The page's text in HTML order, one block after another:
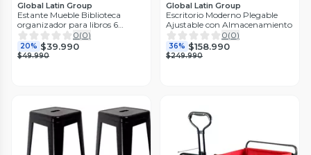
Global Latin Group
Estante Mueble Biblioteca
organizador para libros 6
niveles
0(0)
20% $39.990
$49.990
Global Latin Group
Escritorio Moderno Plegable
Ajustable con Almacenamiento
0(0)
36% $158.990
$249.990